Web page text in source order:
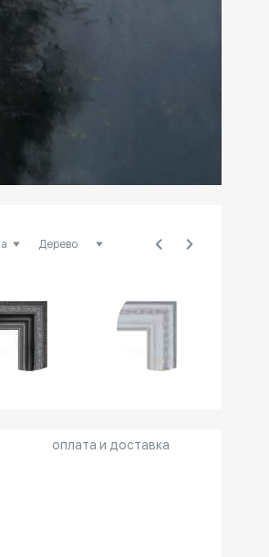
оплата и доставка